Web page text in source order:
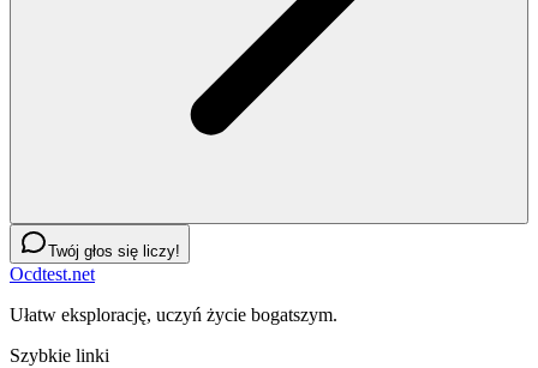
Twój głos się liczy!
Ocdtest.net
Ułatw eksplorację, uczyń życie bogatszym.
Szybkie linki